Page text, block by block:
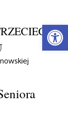
Seniora